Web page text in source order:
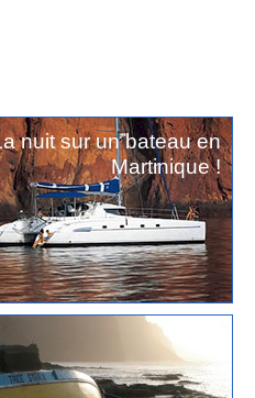
nuit sur un bateau en
Martinique !